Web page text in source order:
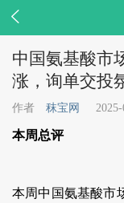

中国氨基酸市
涨，询单交投
作者 秣宝网
本周总评
本周中国氨基酸市